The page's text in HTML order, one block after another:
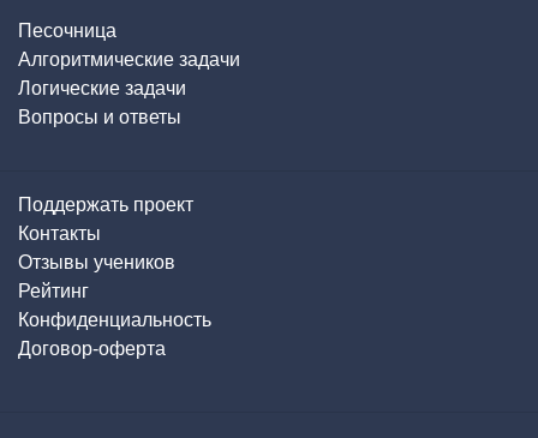
Песочница
Алгоритмические задачи
Логические задачи
Вопросы и ответы
Поддержать проект
Контакты
Отзывы учеников
Рейтинг
Конфиденциальность
Договор-оферта